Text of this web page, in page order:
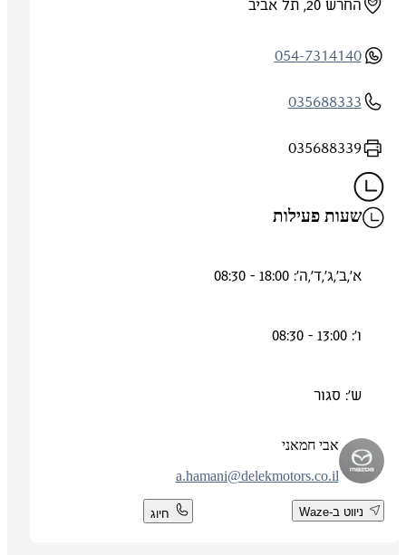
החרש 20, תל אביב
054-7314140
035688333
035688339
שעות פעילות
א',ב',ג',ד',ה': 18:00 - 08:30
ש': סגור
אבי חמאני
a.hamani@delekmotors.co.il
ניווט ב-Waze חיוג